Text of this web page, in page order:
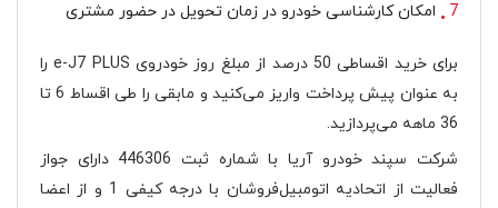
امکان کارشناسی خودرو در زمان تحویل در حضور مشتری
برای خرید اقساطی 50 درصد از مبلغ روز خودروی e-J7 PLUS را
به عنوان پیش پرداخت واریز می‌کنید و مابقی را طی اقساط 6 تا
36 ماهه می‌پردازید.
شرکت سپند خودرو آریا با شماره ثبت 446306 دارای جواز
فعالیت از اتحادیه اتومبیل‌فروشان با درجه کیفی 1 و از اعضا